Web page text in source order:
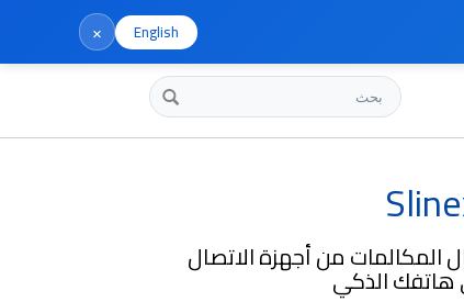
English
×
بحث
المكالمات من أجهزة الاتصال
هاتفك الذكي